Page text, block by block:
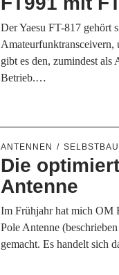
Der Yaesu FT-817 gehört
Amateurfunktransceivern,
gibt es den, zumindest als
Betrieb.…
ANTENNEN SELBSTBAU
Die
Antenne
Im Frühjahr hat mich OM
Pole Antenne
gemacht. Es handelt sich